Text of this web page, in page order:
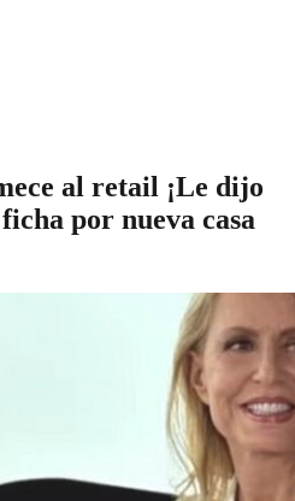
al retail ¡Le dijo
por nueva casa